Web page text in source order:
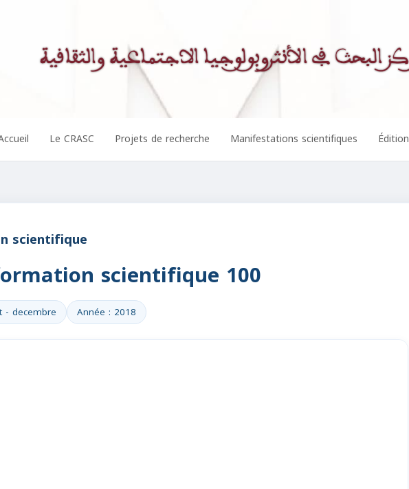
Le CRASC Projets de recherche Manifestations scientifiques
scientifique
scientifique 100
- decembre Année : 2018